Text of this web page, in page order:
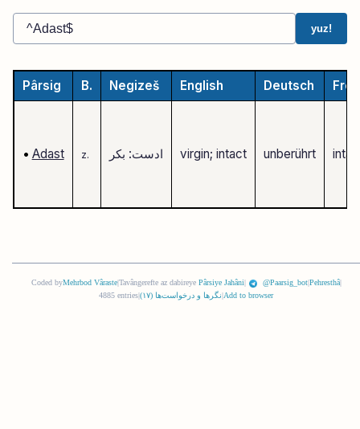
yuz!
Pârsig B. Negizeš English Deutsch
• Adast z. ادست: بکر virgin; intact unberührt
Coded byMehrbod Vâraste|Tavângerefte az dabireye Pârsiye Jahâni| @Paarsig_bot|Pehresthâ|
4885 entries
نگرها و درخواست‌ها (١٧) Add to browser